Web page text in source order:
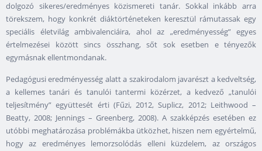
dolgozó sikeres/eredményes közismereti tanár. Sokkal inkább arra
törekszem, hogy konkrét diáktörténeteken keresztül rámutassak egy
speciális életvilág ambivalenciáira, ahol az „eredményesség” egyes
értelmezései között sincs összhang, sőt sok esetben e tényezők
egymásnak ellentmondanak.
Pedagógusi eredményesség alatt a szakirodalom javarészt a kedveltség,
a kellemes tanári és tanulói tantermi közérzet, a kedvező „tanulói
teljesítmény” együttesét érti (Fűzi, 2012, Suplicz, 2012; Leithwood –
Beatty, 2008; Jennings – Greenberg, 2008). A szakképzés esetében ez
utóbbi meghatározása problémákba ütközhet, hiszen nem egyértelmű,
hogy az eredményes lemorzsolódás elleni küzdelem, az országos